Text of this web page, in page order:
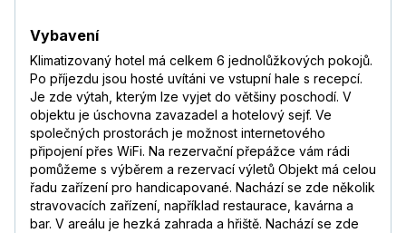
Vybavení
Klimatizovaný hotel má celkem 6 jednolůžkových pokojů.
Po příjezdu jsou hosté uvítáni ve vstupní hale s recepcí.
Je zde výtah, kterým lze vyjet do většiny poschodí. V
objektu je úschovna zavazadel a hotelový sejf. Ve
společných prostorách je možnost internetového
připojení přes WiFi. Na rezervační přepážce vám rádi
pomůžeme s výběrem a rezervací výletů Objekt má celou
řadu zařízení pro handicapované. Nachází se zde několik
stravovacích zařízení, například restaurace, kavárna a
bar. V areálu je hezká zahrada a hřiště. Nachází se zde